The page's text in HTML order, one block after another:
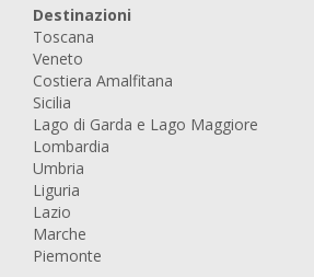
Destinazioni
Toscana
Veneto
Costiera Amalfitana
Sicilia
Lago di Garda e Lago Maggiore
Lombardia
Umbria
Liguria
Lazio
Marche
Piemonte